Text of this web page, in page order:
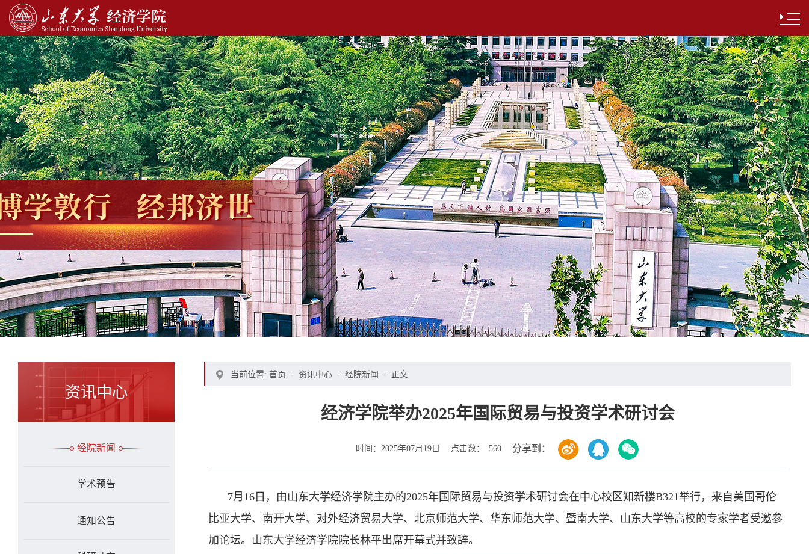
资讯中心
经院新闻
学术预告
通知公告
当前位置: 首页 - 资讯中心 - 经院新闻 - 正文
经济学院举办2025年国际贸易与投资学术研讨会
时间： 2025年07月19日 点击数： 560 分享到：
7月16日，由山东大学经济学院主办的2025年国际贸易与投资学术研讨会在中心校区知新楼B321举行，来自美国哥伦
比亚大学、南开大学、对外经济贸易大学、北京师范大学、华东师范大学、暨南大学、山东大学等高校的专家学者受邀参
加论坛。山东大学经济学院院长林平出席开幕式并致辞。